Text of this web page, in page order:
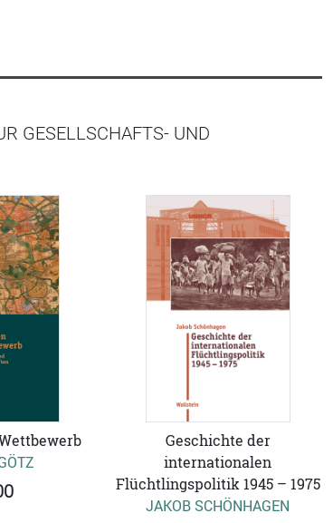
GESELLSCHAFTS- UND
Geschichte der
internationalen
Flüchtlingspolitik 1945 – 1975
JAKOB SCHÖNHAGEN